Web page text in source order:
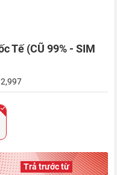
Tế (CŨ 99% - SIM
Trả trước từ